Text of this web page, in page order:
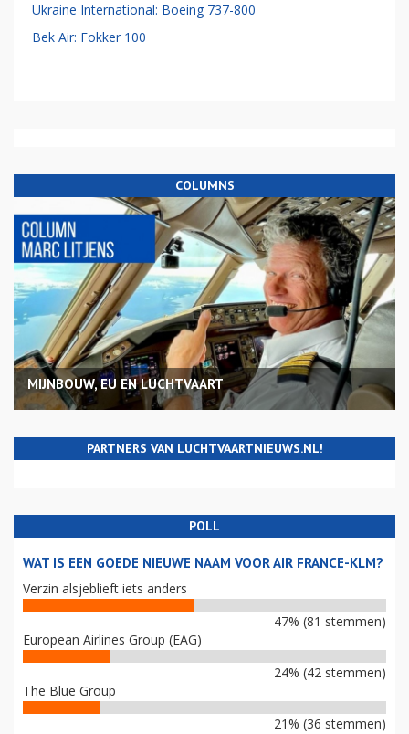
Ukraine International: Boeing 737-800
Bek Air: Fokker 100
COLUMNS
MIJNBOUW, EU EN LUCHTVAART
PARTNERS VAN LUCHTVAARTNIEUWS.NL!
POLL
WAT IS EEN GOEDE NIEUWE NAAM VOOR AIR FRANCE-KLM?
Verzin alsjeblieft iets anders
47% (81 stemmen)
European Airlines Group (EAG)
24% (42 stemmen)
The Blue Group
21% (36 stemmen)